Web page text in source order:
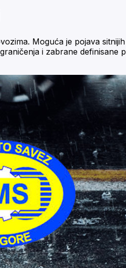
Moguća je pojava
i zabrane